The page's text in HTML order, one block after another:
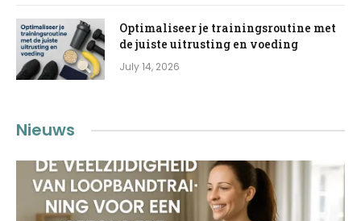
Optimaliseer je trainingsroutine met
de juiste uitrusting en voeding
July 14, 2026
Nieuws